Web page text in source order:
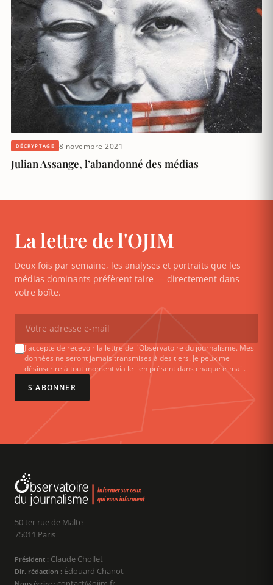
DÉCRYPTAGE 8 novembre 2021
Julian Assange, l’abandonné des médias
La lettre de l'OJIM
Deux fois par semaine, les analyses et portraits que les
médias dominants préfèrent taire — directement dans
votre boîte.
J'accepte de recevoir la lettre de l'Observatoire du journalisme. Mes
données ne seront jamais transmises à des tiers. Je peux me
désinscrire à tout moment via le lien présent dans chaque e-mail.
S'ABONNER
50 ter rue de Malte
75011 Paris
Président : Claude Chollet
Dir. rédaction : Édouard Chanot